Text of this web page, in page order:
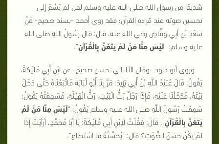
شديدًا من رسول الله صلى الله عليه وسلم لمن لم يَسْعَ إلى
تحسين صوته عند قراءة القرآن؛ فقد روى أحمد -بسند صحيح- عَنْ
سَعْدِ بْنِ أَبِي وَقَّاصٍ رضي الله عنه، قَالَ: قَالَ رَسُولُ اللهِ صلى الله
عليه وسلم: "لَيْسَ مِنَّا مَنْ لَمْ يَتَغَنَّ بِالْقُرْآنِ"
.
وروى أبو داود -وقال الألباني: حسن صحيح- عن ابْنِ أَبِي مُلَيْكَةَ،
يَقُولُ: قَالَ عُبَيْدُ اللَّهِ بْنُ أَبِي يَزِيدَ: مَرَّ بِنَا أَبُو لُبَابَةَ فَاتَّبَعْنَاهُ حَتَّى دَخَلَ
بَيْتَهُ، فَدَخَلْنَا عَلَيْهِ، فَإِذَا رَجُلٌ رَثُّ الْبَيْتِ، رَثُّ الْهَيْئَةِ، فَسَمِعْتُهُ يَقُولُ:
سَمِعْتُ رَسُولَ اللَّهِ صلى الله عليه وسلم يَقُولُ: "لَيْسَ مِنَّا مَنْ لَمْ
يَتَغَنَّ بِالْقُرْآنِ". قَالَ: فَقُلْتُ لاِبْنِ أَبِي مُلَيْكَةَ: يَا أَبَا مُحَمَّدٍ، أَرَأَيْتَ إِذَا
لَمْ يَكُنْ حَسَنَ الصَّوْتِ؟ قَالَ: "يُحَسِّنُهُ مَا اسْتَطَاعَ".